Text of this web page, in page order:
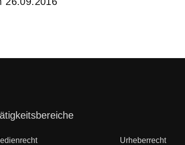
Urheberrecht